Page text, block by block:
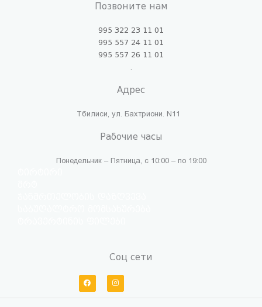
Позвоните нам
995 322 23 11 01
995 557 24 11 01
995 557 26 11 01
Адрес
Тбилиси, ул. Бахтриони. N11
Рабочие часы
Понедельник – Пятница, с 10:00 – по 19:00
Соц сети
F
a
c
I
n
s